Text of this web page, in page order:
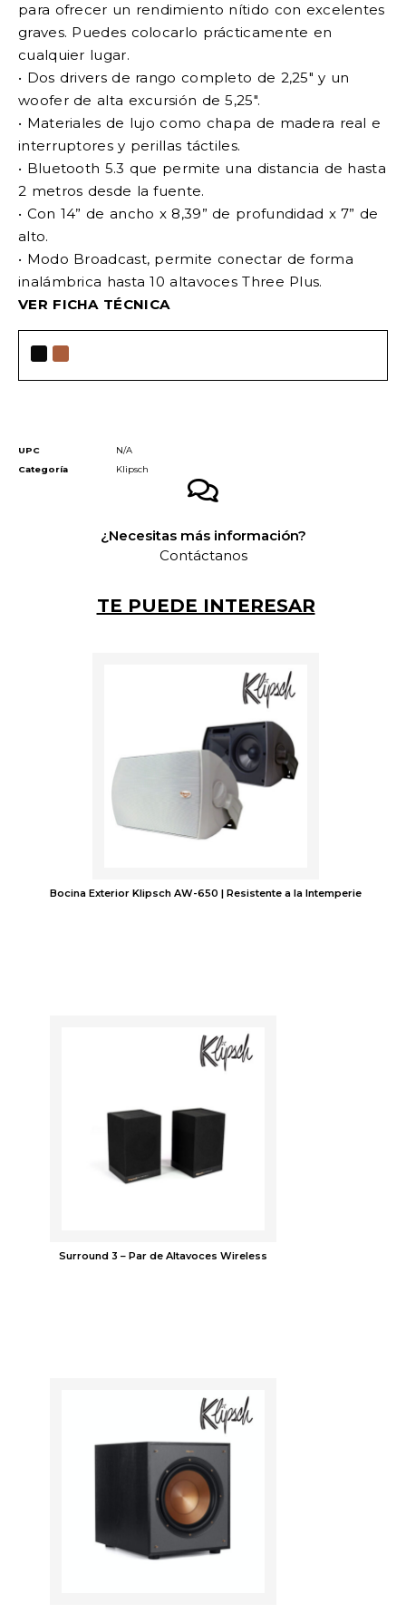
para ofrecer un rendimiento nítido con excelentes
graves. Puedes colocarlo prácticamente en
cualquier lugar.
• Dos drivers de rango completo de 2,25″ y un
woofer de alta excursión de 5,25″.
• Materiales de lujo como chapa de madera real e
interruptores y perillas táctiles.
• Bluetooth 5.3 que permite una distancia de hasta
2 metros desde la fuente.
• Con 14” de ancho x 8,39” de profundidad x 7” de
alto.
• Modo Broadcast, permite conectar de forma
inalámbrica hasta 10 altavoces Three Plus.
VER FICHA TÉCNICA
UPC
N/A
Categoría
Klipsch
¿Necesitas más información?
Contáctanos
TE PUEDE INTERESAR
Bocina Exterior Klipsch AW-650 | Resistente a la Intemperie
Surround 3 – Par de Altavoces Wireless